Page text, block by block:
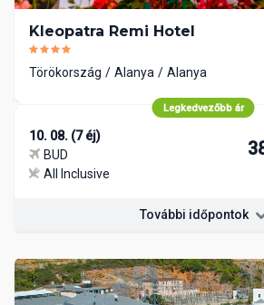
Kleopatra Remi Hotel
Törökország Alanya Alanya
Legkedvezőbb ár
10. 08. (7 éj)
BUD
All Inclusive
További időpontok